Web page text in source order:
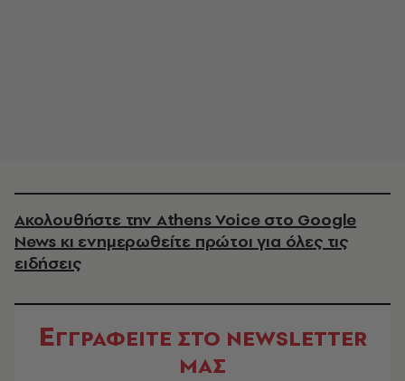
Ακολουθήστε την Athens Voice στο Google
News κι ενημερωθείτε πρώτοι για όλες τις
ειδήσεις
ΕΓΓΡΑΦΕΙΤΕ ΣΤΟ NEWSLETTER
ΜΑΣ